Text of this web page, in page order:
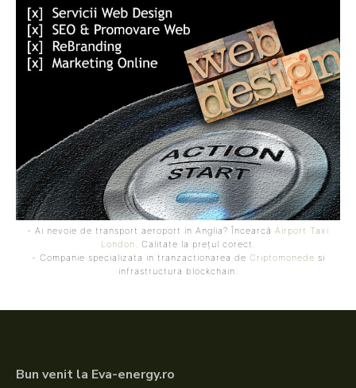
- Ai nevoie de transport aeroport in Anglia? Încearcă Airport Taxi
London . Calitate la prețul corect.
- Companie specializata in tranzactionarea de Criptomonede si
infrastructura blockchain.
Bun venit la Eva-energy.ro